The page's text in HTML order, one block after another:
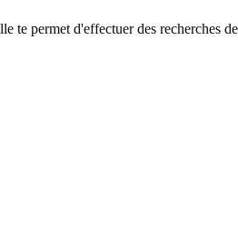
te permet d'effectuer des recherches